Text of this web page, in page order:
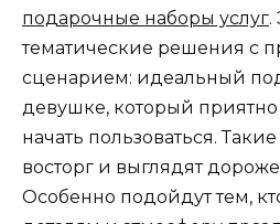
подарочные наборы услуг.
тематические решения с
сценарием: идеальный
девушке, который приятно
начать пользоваться.
восторг и выглядят
Особенно подойдут тем,